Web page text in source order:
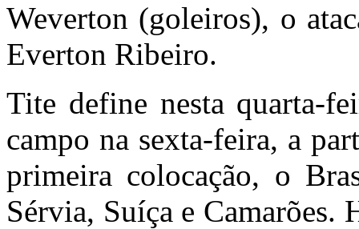
Weverton (goleiros), o
Everton Ribeiro.
Tite define nesta quarta-
campo na sexta-feira, a
primeira colocação, o
Sérvia, Suíça e Camarões.